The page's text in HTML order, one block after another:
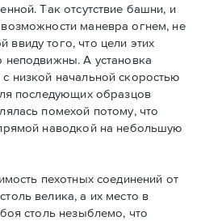
Так отсутствие башни, и
маневра огнем, не
того, что цели этих
А установка
низкой начальной скоростью
последующих образцов
помехой потому, что
наводкой на небольшую
пехотных соединений от
велика, а их место в
столь незыблемо, что